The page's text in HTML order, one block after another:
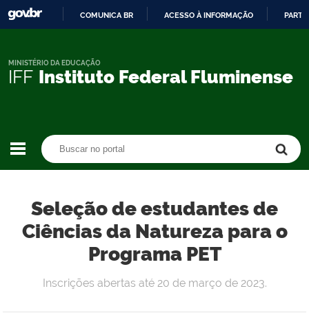
CONTEÚDO
COMUNICA BR ACESSO À INFORMAÇÃO
IFF Instituto Federal Fluminense
MINISTÉRIO DA EDUCAÇÃO
Seleção de estudantes de
Ciências da Natureza para o
Programa PET
Inscrições abertas até 20 de março de 2023.